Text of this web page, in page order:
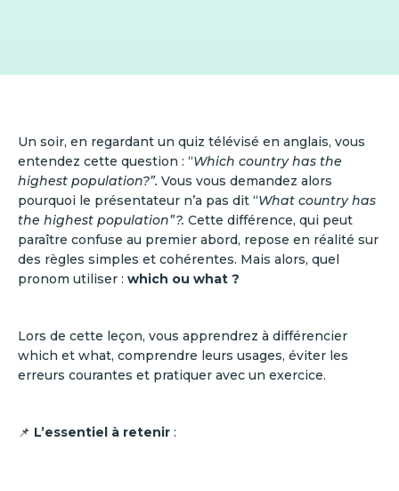
Un soir, en regardant un quiz télévisé en anglais, vous
entendez cette question : “Which country has the
highest population?”. Vous vous demandez alors
pourquoi le présentateur n’a pas dit “What country has
the highest population”?. Cette différence, qui peut
paraître confuse au premier abord, repose en réalité sur
des règles simples et cohérentes. Mais alors, quel
pronom utiliser : which ou what ?
Lors de cette leçon, vous apprendrez à différencier
which et what, comprendre leurs usages, éviter les
erreurs courantes et pratiquer avec un exercice.
📌 L’essentiel à retenir :